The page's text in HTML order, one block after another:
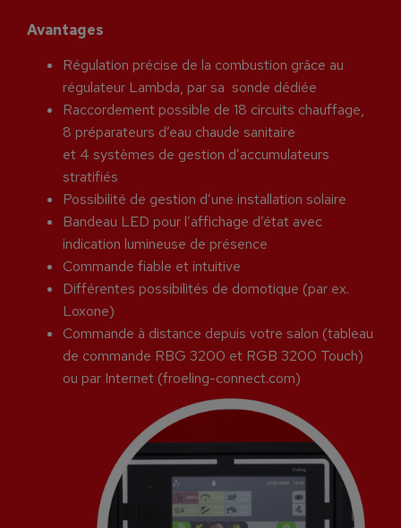
Avantages
Régulation précise de la combustion grâce au
régulateur Lambda, par sa sonde dédiée
Raccordement possible de 18 circuits chauffage,
8 préparateurs d’eau chaude sanitaire
et 4 systèmes de gestion d’accumulateurs
stratifiés
Possibilité de gestion d’une installation solaire
Bandeau LED pour l’affichage d’état avec
indication lumineuse de présence
Commande fiable et intuitive
Différentes possibilités de domotique (par ex.
Loxone)
Commande à distance depuis votre salon (tableau
de commande RBG 3200 et RGB 3200 Touch)
ou par Internet (froeling-connect.com)